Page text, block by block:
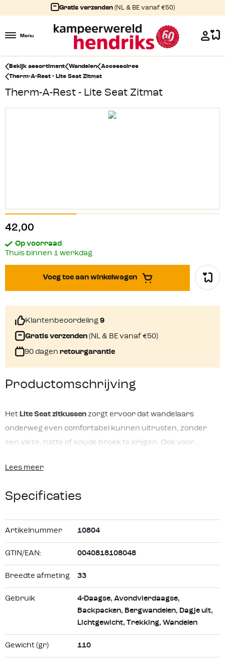
Gratis verzenden (NL & BE vanaf €50)
Menu
Bekijk assortiment Wandelen
Accessoires
Therm-A-Rest - Lite Seat Zitmat
Therm-A-Rest - Lite Seat Zitmat
42,00
Op voorraad
Thuis binnen 1 werkdag
Voeg toe aan winkelwagen
Klantenbeoordeling 9
Gratis verzenden (NL & BE vanaf €50)
90 dagen retourgarantie
Productomschrijving
Het Lite Seat zitkussen zorgt ervoor dat wandelaars
onderweg even comfortabel kunnen uitrusten, zonder
een vieze, natte of koude broek te krijgen. Ook voor
opblaasbare kussen van
oprollen en met het elastiek bij elkaar houden in een mooi
Lees meer
Specificaties
Artikelnummer 10804
GTIN/EAN: 0040818108048
Breedte afmeting 33
Gebruik 4-Daagse, Avondvierdaagse,
Backpacken, Bergwandelen, Dagje uit,
Lichtgewicht, Trekking, Wandelen
Gewicht (gr) 110